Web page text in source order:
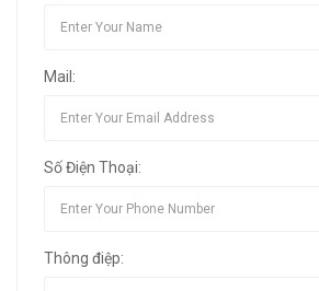
Mail:
Số Điện Thoại:
Thông điệp: